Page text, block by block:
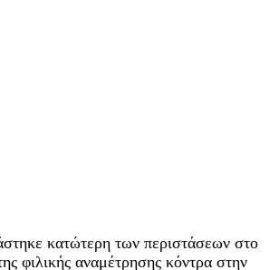
κατώτερη των περιστάσεων στο
φιλικής αναμέτρησης κόντρα στην